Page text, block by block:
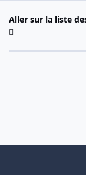
Aller sur la liste